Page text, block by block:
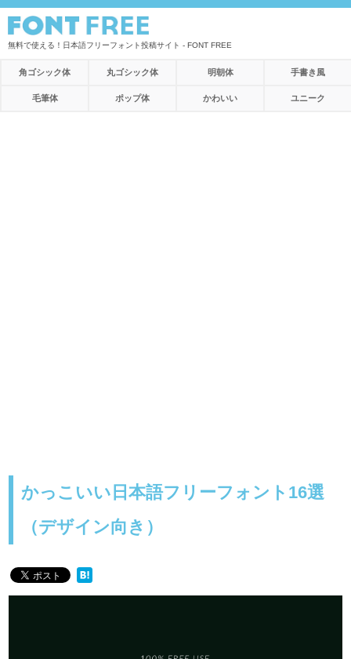
無料で使える！日本語フリーフォント投稿サイト - FONT FREE
角ゴシック体 丸ゴシック体 明朝体 手書き風
毛筆体 ポップ体 かわいい ユニーク
かっこいい日本語フリーフォント16選
（デザイン向き）